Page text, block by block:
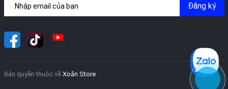
Đăng ký
Bản quyền thuộc về Xoăn Store